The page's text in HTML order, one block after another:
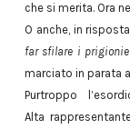
che si merita. Ora
O anche, in
far sfilare i
marciato in parata
Purtroppo
Alta